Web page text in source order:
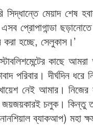
সিদ্ধান্তে মেয়াদ
প্রোপাগান্ডা
হচ্ছে, সেলুকাস।’
কাছে
দীর্ঘদিন ধরে
নেই আমার।
জয়জয়কারই চলুক।
ব্যাকআপ) মহা